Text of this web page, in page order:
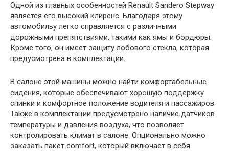
Одной из главных особенностей Renault Sandero Stepway
является его высокий клиренс. Благодаря этому
автомобильу легко справляется с различными
дорожными препятствиями, такими как ямы и бордюры.
Кроме того, он имеет защиту лобового стекла, которая
предусмотрена в комплектации.
В салоне этой машины можно найти комфортабельные
сидения, которые обеспечивают хорошую поддержку
спинки и комфортное положение водителя и пассажиров.
Также в комплектации предусмотрено наличие датчиков
температуры и давления воздуха, что позволяет
контролировать климат в салоне. Опционально можно
заказать пакет comfort, который включает в себя